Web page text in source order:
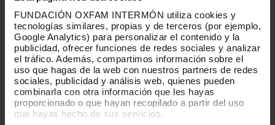
FUNDACIÓN OXFAM INTERMÓN utiliza cookies y
tecnologías similares, propias y de terceros (por ejemplo,
Google Analytics) para personalizar el contenido y la
publicidad, ofrecer funciones de redes sociales y analizar
el tráfico. Además, compartimos información sobre el
uso que hagas de la web con nuestros partners de redes
sociales, publicidad y análisis web, quienes pueden
combinarla con otra información que les hayas
proporcionado o que hayan recopilado a partir del uso
que hayas hecho de sus servicios.
Qué hacemos
Pertenecemos a laAlianza People´s
Vaccine, una coalición de